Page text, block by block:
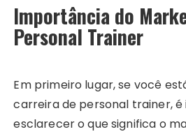
Importância do
Personal Trainer
Em primeiro lugar, se você
carreira de personal trainer,
esclarecer o que significa o